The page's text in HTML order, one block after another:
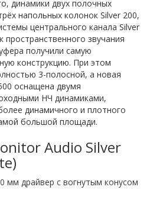
динамики двух полочных
напольных колонок Silver 200,
центрального канала Silver
пространственного звучания
получили самую
конструкцию. При этом
3-полосной, а новая
оснащена двумя
НЧ динамиками,
динамичного и плотного
большой площади.
Audio Silver
мм драйвер с вогнутым конусом